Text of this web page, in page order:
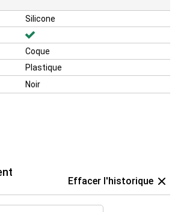
Silicone
Coque
Plastique
Noir
Effacer l'historique